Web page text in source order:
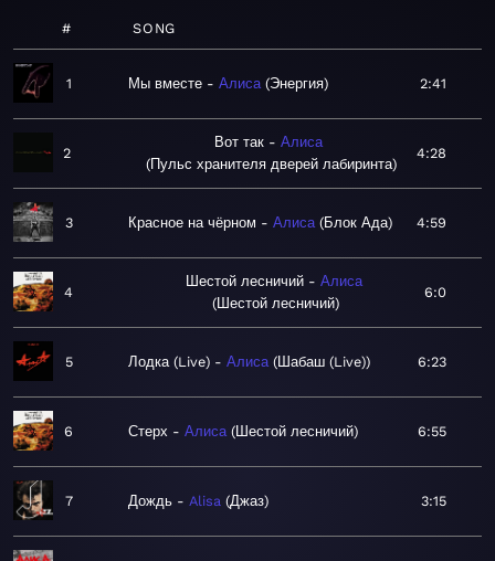
# SONG
1 Мы вместе Алиса Энергия 2:41
2
Вот так
Алиса
Пульс хранителя дверей лабиринта
4:28
3 Красное на чёрном Алиса Блок Ада 4:59
4
Шестой лесничий
Алиса
Шестой лесничий
6:0
5 Лодка (Live) Алиса Шабаш (Live) 6:23
6 Стерх Алиса Шестой лесничий 6:55
7 Дождь Alisa Джаз 3:15